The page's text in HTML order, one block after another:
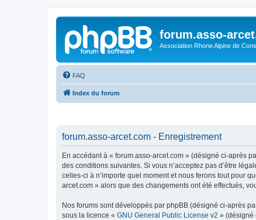
forum.asso-
Association Rhone Alpine de
FAQ
Index du forum
forum.asso-arcet.com - Enregistrement
En accédant à « forum.asso-arcet.com » (désigné ci-après
des conditions suivantes. Si vous n’acceptez pas d’être
celles-ci à n’importe quel moment et nous ferons tout pour
arcet.com » alors que des changements ont été effectués,
Nos forums sont développés par phpBB (désigné ci-après
sous la licence « GNU General Public License v2 » (désigné